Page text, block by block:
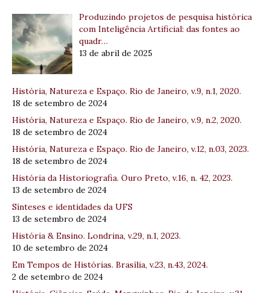
Produzindo projetos de pesquisa histórica
com Inteligência Artificial: das fontes ao
quadr…
13 de abril de 2025
História, Natureza e Espaço. Rio de Janeiro, v.9, n.1, 2020.
18 de setembro de 2024
História, Natureza e Espaço. Rio de Janeiro, v.9, n.2, 2020.
18 de setembro de 2024
História, Natureza e Espaço. Rio de Janeiro, v.12, n.03, 2023.
18 de setembro de 2024
História da Historiografia. Ouro Preto, v.16, n. 42, 2023.
13 de setembro de 2024
Sínteses e identidades da UFS
13 de setembro de 2024
História & Ensino. Londrina, v.29, n.1, 2023.
10 de setembro de 2024
Em Tempos de Histórias. Brasília, v.23, n.43, 2024.
2 de setembro de 2024